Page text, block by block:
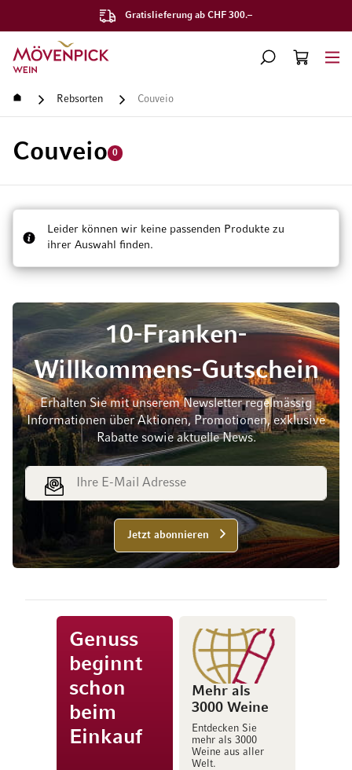
Gratislieferung ab CHF 300.–
Zur Startseite
SUCHE
WARENKORB
Startseite Rebsorten Couveio
Couveio 0
Leider können wir keine passenden Produkte zu
ihrer Auswahl finden.
10-Franken-
Willkommens-Gutschein
Erhalten Sie mit unserem Newsletter regelmässig
Informationen über Aktionen, Promotionen, exklusive
Rabatte sowie aktuelle News.
E-Mail Adresse
Jetzt abonnieren
Genuss
beginnt
schon
beim
Einkauf
Mehr als
3000 Weine
Entdecken Sie
mehr als 3000
Weine aus aller
Welt.